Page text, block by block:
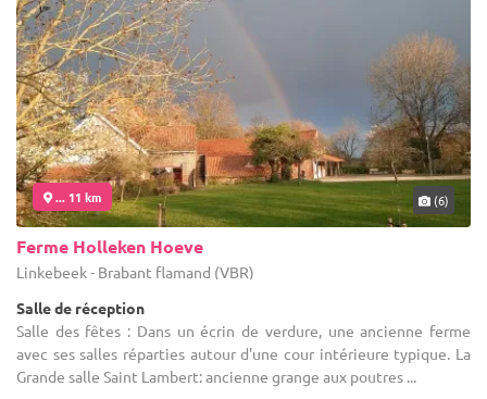
... 11 km (6)
Ferme Holleken Hoeve
Linkebeek - Brabant flamand (VBR)
Salle de réception
Salle des fêtes : Dans un écrin de verdure, une ancienne ferme
avec ses salles réparties autour d'une cour intérieure typique. La
Grande salle Saint Lambert: ancienne grange aux poutres ...